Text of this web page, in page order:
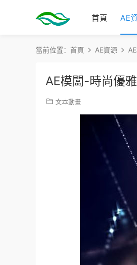
首頁 AE
當前位置： 首頁 AE資源
AE模闆-時尚優
文本動畫